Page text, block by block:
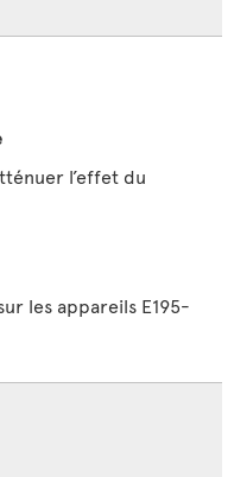
l’effet du
les appareils E195-